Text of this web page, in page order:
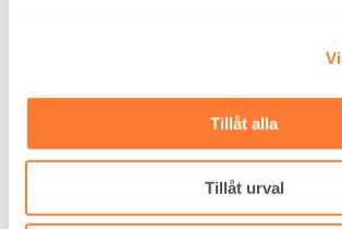
Tillåt alla
Tillåt urval
i den inklusiva undervisningen
71 % av de funktionsnedsatta
klarar studierna bättre än tidigare
77 % av skolorna är tillgängliga för
funktionsnedsatta barn (2019: 20